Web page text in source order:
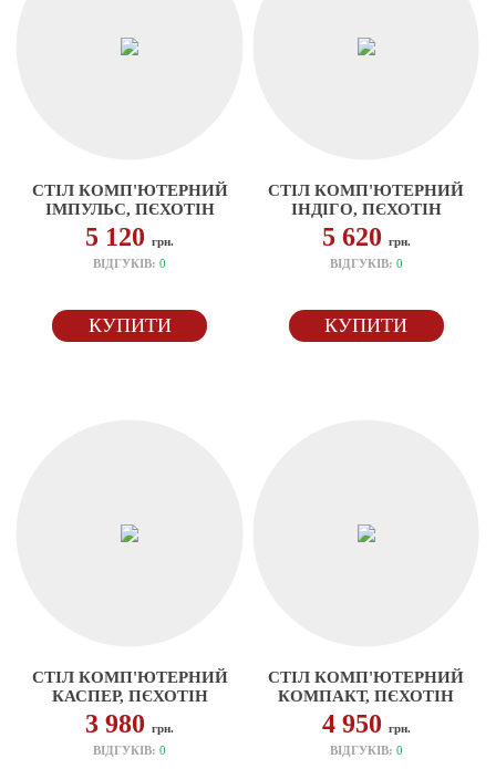
СТІЛ КОМП'ЮТЕРНИЙ
ІМПУЛЬС, ПЄХОТІН
5 120грн.
ВІДГУКІВ:0
КУПИТИ
СТІЛ КОМП'ЮТЕРНИЙ
ІНДІГО, ПЄХОТІН
5 620 грн.
ВІДГУКІВ: 0
КУПИТИ
СТІЛ КОМП'ЮТЕРНИЙ
КАСПЕР, ПЄХОТІН
3 980грн.
ВІДГУКІВ:0
СТІЛ КОМП'ЮТЕРНИЙ
КОМПАКТ, ПЄХОТІН
4 950 грн.
ВІДГУКІВ: 0